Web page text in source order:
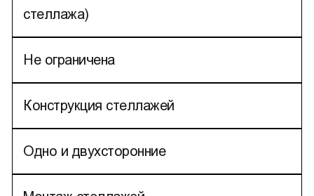
стеллажа)
Не ограничена
Конструкция стеллажей
Одно и двухсторонние